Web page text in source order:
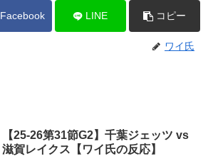
Facebook LINE コピー
ワイ氏
【25-26第31節G2】千葉ジェッツ vs
滋賀レイクス【ワイ氏の反応】